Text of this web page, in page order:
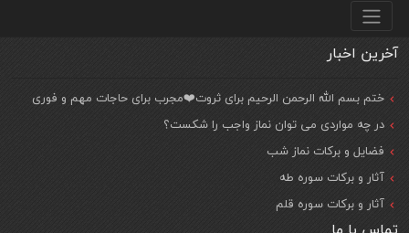
منو پایین
آخرین اخبار
ختم بسم الله الرحمن الرحیم برای ثروت❤️مجرب برای حاجات مهم و فوری
در چه مواردی می توان نماز واجب را شکست؟
فضایل و برکات نماز شب
آثار و برکات سوره طه
آثار و برکات سوره قلم